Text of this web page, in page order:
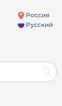
Россия
Русский